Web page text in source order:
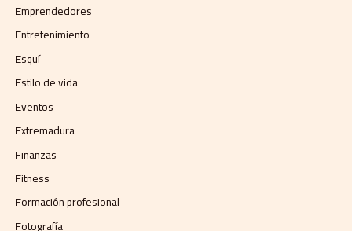
Emprendedores
Entretenimiento
Esquí
Estilo de vida
Eventos
Extremadura
Finanzas
Fitness
Formación profesional
Fotografía